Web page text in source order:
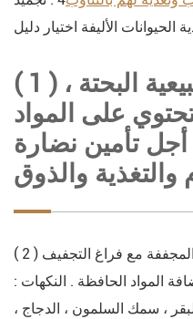
الحيوانات الأليفة اختيار دليل
( 1 ) اختيار اللحوم الطبيعية البحتة ،
على المواد
تأمين نضارة
( 2 ) يختار المواد الغذائية المجمدة والمجففة مع فراغ التجفيف
المواد الحافظة . النكهات :
، سمك السلمون ، الدجاج ،